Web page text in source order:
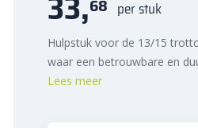
68 per stuk
Hulpstuk voor de 13/15
waar een betrouwbare en
Lees meer